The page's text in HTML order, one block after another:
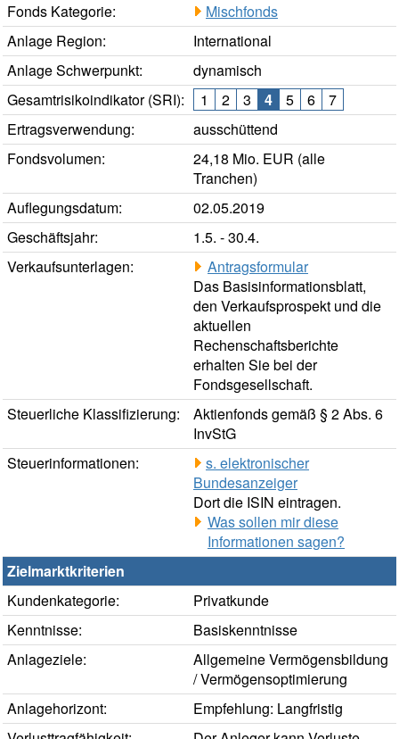
Fonds Kategorie:
Mischfonds
Anlage Region:
International
Anlage Schwerpunkt:
dynamisch
Gesamtrisikoindikator (SRI):
1 2 3 4 5 6
7
Ertragsverwendung:
ausschüttend
Fondsvolumen:
24,18 Mio. EUR (alle
Tranchen)
Auflegungsdatum:
02.05.2019
Geschäftsjahr:
1.5. - 30.4.
Verkaufsunterlagen:
Antragsformular
Das Basisinformationsblatt,
den Verkaufsprospekt und die
aktuellen
Rechenschaftsberichte
erhalten Sie bei der
Fondsgesellschaft.
Steuerliche Klassifizierung:
Aktienfonds gemäß § 2 Abs. 6
InvStG
Steuerinformationen:
s. elektronischer
Bundesanzeiger
Dort die ISIN eintragen.
Was sollen mir diese
Informationen sagen?
Zielmarktkriterien
Kundenkategorie:
Privatkunde
Kenntnisse:
Basiskenntnisse
Anlageziele:
Allgemeine Vermögensbildung
/ Vermögensoptimierung
Anlagehorizont:
Empfehlung: Langfristig